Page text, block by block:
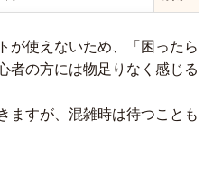
が使えないため、「困ったら
者の方には物足りなく感じる
ますが、混雑時は待つことも